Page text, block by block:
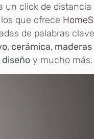
un click de distancia
que ofrece
de palabras
cerámica,
diseño y mucho más.